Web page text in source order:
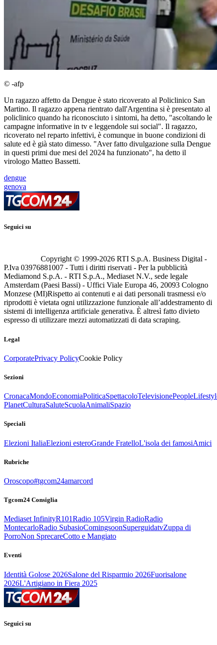
© -afp
Un ragazzo affetto da Dengue è stato ricoverato al Policlinico San
Martino. Il ragazzo appena rientrato dall'Argentina si è presentato al
policlinico quando ha riconosciuto i sintomi, ha detto, "ascoltando le
campagne informative in tv e leggendole sui social". Il ragazzo,
ricoverato nel reparto infettivi, è comunque in buone condizioni di
salute ed è già stato dimesso. "Aver fatto divulgazione sulla Dengue
in questi primi due mesi del 2024 ha funzionato", ha detto il
virologo Matteo Bassetti.
dengue
genova
Seguici su
Copyright © 1999-2026 RTI S.p.A. Business Digital -
P.Iva 03976881007 - Tutti i diritti riservati - Per la pubblicità
Mediamond S.p.A. - RTI S.p.A., Mediaset N.V., sede legale
Amsterdam (Paesi Bassi) - Uffici Viale Europa 46, 20093 Cologno
Monzese (MI)Rispetto ai contenuti e ai dati personali trasmessi e/o
riprodotti è vietata ogni utilizzazione funzionale all’addestramento di
sistemi di intelligenza artificiale generativa. È altresì fatto divieto
espresso di utilizzare mezzi automatizzati di data scraping.
Legal
CorporatePrivacy PolicyCookie Policy
Sezioni
CronacaMondoEconomiaPoliticaSpettacoloTelevisionePeople
PlanetCulturaSaluteScuolaAnimaliSpazio
Speciali
Elezioni ItaliaElezioni esteroGrande FratelloL'isola dei famosiAmici
Rubriche
Oroscopo#tgcom24amarcord
Tgcom24 Consiglia
Mediaset InfinityR101Radio 105Virgin RadioRadio
MontecarloRadio SubasioComingsoonSuperguidatvZuppa di
PorroNon SprecareCotto e Mangiato
Eventi
Identità Golose 2026Salone del Risparmio 2026Fuorisalone
2026L'Artigiano in Fiera 2025
Seguici su